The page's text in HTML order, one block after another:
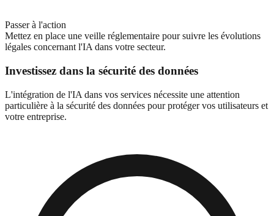
Passer à l'action
Mettez en place une veille réglementaire pour suivre les évolutions
légales concernant l'IA dans votre secteur.
Investissez dans la sécurité des données
L'intégration de l'IA dans vos services nécessite une attention
particulière à la sécurité des données pour protéger vos utilisateurs et
votre entreprise.